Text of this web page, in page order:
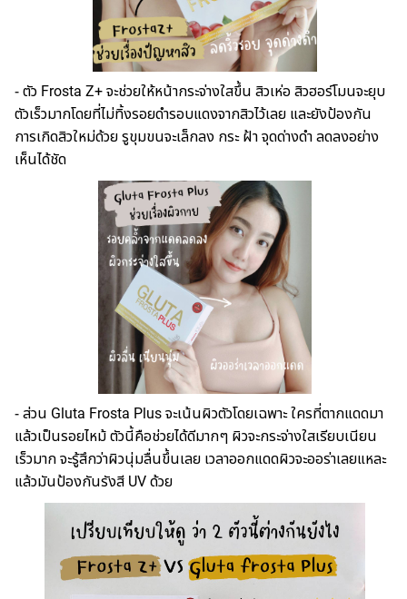
- ตัว Frosta Z+ จะช่วยให้หน้ากระจ่างใสขึ้น สิวเห่อ สิวฮอร์โมนจะยุบ
ตัวเร็วมากโดยที่ไม่ทิ้งรอยดำรอบแดงจากสิวไว้เลย และยังป้องกัน
การเกิดสิวใหม่ด้วย รูขุมขนจะเล็กลง กระ ฝ้า จุดด่างดำ ลดลงอย่าง
เห็นได้ชัด
- ส่วน Gluta Frosta Plus จะเน้นผิวตัวโดยเฉพาะ ใครที่ตากแดดมา
แล้วเป็นรอยไหม้ ตัวนี้คือช่วยได้ดีมากๆ ผิวจะกระจ่างใสเรียบเนียน
เร็วมาก จะรู้สึกว่าผิวนุ่มลื่นขึ้นเลย เวลาออกแดดผิวจะออร่าเลยแหละ
แล้วมันป้องกันรังสี UV ด้วย